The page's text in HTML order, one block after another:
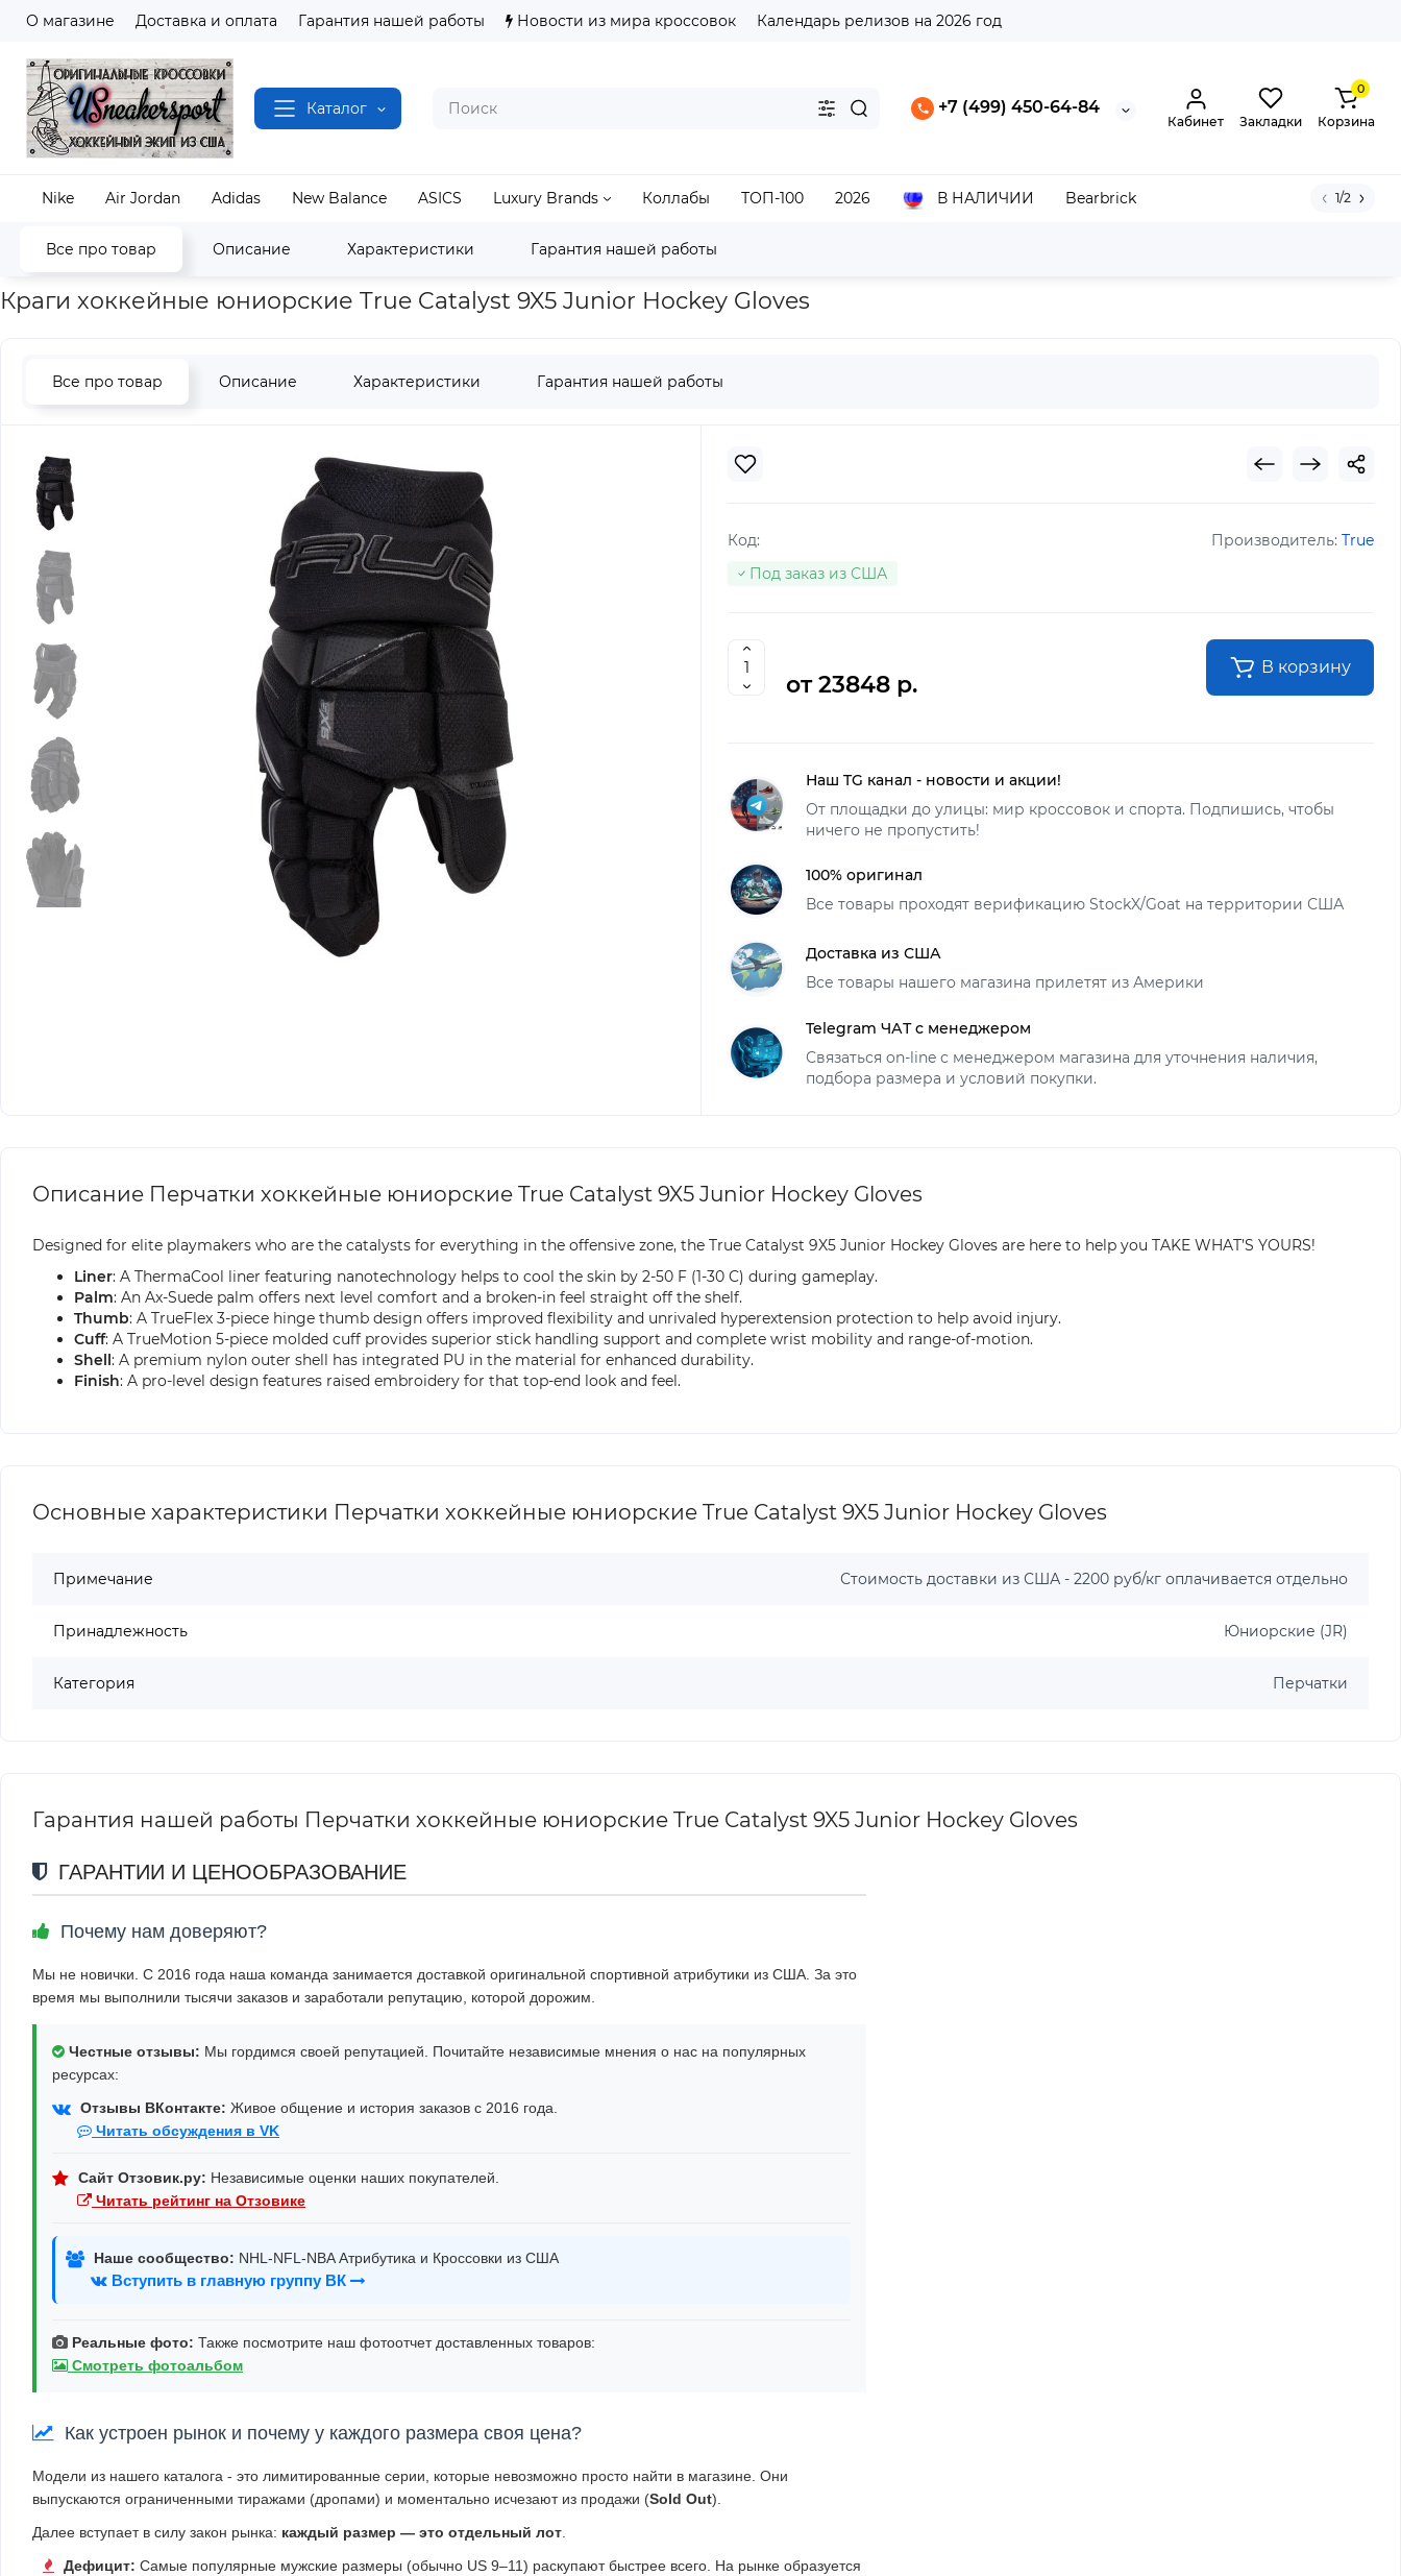
О магазине Доставка и оплата Гарантия нашей работы Новости из мира кроссовок Календарь релизов на 2026 год
Каталог +7 (499) 450-64-84
Кабинет Закладки
0
Корзина
Nike Air Jordan Adidas New Balance ASICS Luxury Brands Коллабы ТОП-100 2026 В НАЛИЧИИ Bearbrick 1/2
Все про товар Описание Характеристики Гарантия нашей работы
Главная Хоккей Перчатки TRUE Перчатки хоккейные юниорские True Catalyst 9X5 Junior Hockey Gloves
Краги хоккейные юниорские True Catalyst 9X5 Junior Hockey Gloves
Все про товар Описание Характеристики Гарантия нашей работы
Код: Производитель: True
Под заказ из США
от 23848 р.
В корзину
Наш TG канал - новости и акции!
От площадки до улицы: мир кроссовок и спорта. Подпишись, чтобы
ничего не пропустить!
100% оригинал
Все товары проходят верификацию StockX/Goat на территории США
Доставка из США
Все товары нашего магазина прилетят из Америки
Telegram ЧАТ с менеджером
Связаться on-line с менеджером магазина для уточнения наличия,
подбора размера и условий покупки.
Описание Перчатки хоккейные юниорские True Catalyst 9X5 Junior Hockey Gloves
Designed for elite playmakers who are the catalysts for everything in the offensive zone, the True Catalyst 9X5 Junior Hockey Gloves are here to help you TAKE WHAT’S YOURS!
Liner: A ThermaCool liner featuring nanotechnology helps to cool the skin by 2-50 F (1-30 C) during gameplay.
Palm: An Ax-Suede palm offers next level comfort and a broken-in feel straight off the shelf.
Thumb: A TrueFlex 3-piece hinge thumb design offers improved flexibility and unrivaled hyperextension protection to help avoid injury.
Cuff: A TrueMotion 5-piece molded cuff provides superior stick handling support and complete wrist mobility and range-of-motion.
Shell: A premium nylon outer shell has integrated PU in the material for enhanced durability.
Finish: A pro-level design features raised embroidery for that top-end look and feel.
Основные характеристики Перчатки хоккейные юниорские True Catalyst 9X5 Junior Hockey Gloves
Примечание Стоимость доставки из США - 2200 руб/кг оплачивается отдельно
Принадлежность Юниорские (JR)
Категория Перчатки
Гарантия нашей работы Перчатки хоккейные юниорские True Catalyst 9X5 Junior Hockey Gloves
ГАРАНТИИ И ЦЕНООБРАЗОВАНИЕ
Почему нам доверяют?
Мы не новички. С 2016 года наша команда занимается доставкой оригинальной спортивной атрибутики из США. За это
время мы выполнили тысячи заказов и заработали репутацию, которой дорожим.
Честные отзывы: Мы гордимся своей репутацией. Почитайте независимые мнения о нас на популярных
ресурсах:
Отзывы ВКонтакте: Живое общение и история заказов с 2016 года.
Читать обсуждения в VK
Сайт Отзовик.ру: Независимые оценки наших покупателей.
Читать рейтинг на Отзовике
Наше сообщество: NHL-NFL-NBA Атрибутика и Кроссовки из США
Вступить в главную группу ВК
Реальные фото: Также посмотрите наш фотоотчет доставленных товаров:
Смотреть фотоальбом
Как устроен рынок и почему у каждого размера своя цена?
Модели из нашего каталога - это лимитированные серии, которые невозможно просто найти в магазине. Они
выпускаются ограниченными тиражами (дропами) и моментально исчезают из продажи (Sold Out).
Далее вступает в силу закон рынка: каждый размер — это отдельный лот
Дефицит: Самые популярные мужские размеры (обычно US 9–11) раскупают быстрее всего. На рынке образуется